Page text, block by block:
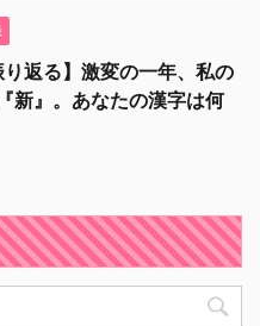
り返る】激変の一年、私の
新』。あなたの漢字は何